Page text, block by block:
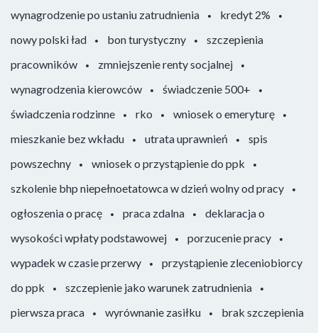
wynagrodzenie po ustaniu zatrudnienia
kredyt 2%
nowy polski ład
bon turystyczny
szczepienia
pracowników
zmniejszenie renty socjalnej
wynagrodzenia kierowców
świadczenie 500+
świadczenia rodzinne
rko
wniosek o emeryturę
mieszkanie bez wkładu
utrata uprawnień
spis
powszechny
wniosek o przystąpienie do ppk
szkolenie bhp niepełnoetatowca w dzień wolny od pracy
ogłoszenia o pracę
praca zdalna
deklaracja o
wysokości wpłaty podstawowej
porzucenie pracy
wypadek w czasie przerwy
przystąpienie zleceniobiorcy
do ppk
szczepienie jako warunek zatrudnienia
pierwsza praca
wyrównanie zasiłku
brak szczepienia